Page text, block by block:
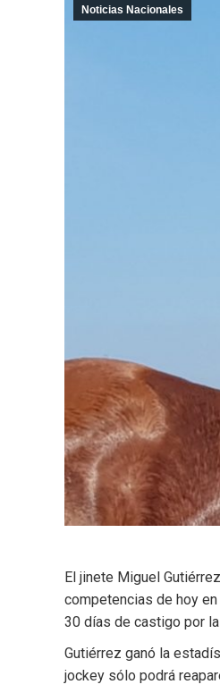
Noticias Nacionales
El jinete Miguel
competencias de hoy
30 días de castigo por
Gutiérrez ganó la
jockey sólo podrá